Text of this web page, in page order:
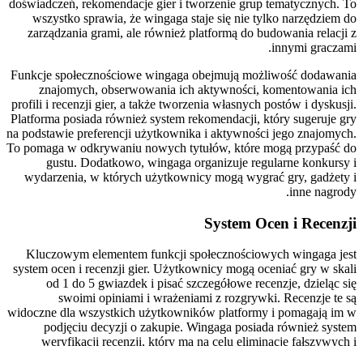
doświadczeń, rekomendacje gier i tworzenie grup tematycznych. To
wszystko sprawia, że wingaga staje się nie tylko narzędziem do
zarządzania grami, ale również platformą do budowania relacji z
innymi graczami.
Funkcje społecznościowe wingaga obejmują możliwość dodawania
znajomych, obserwowania ich aktywności, komentowania ich
profili i recenzji gier, a także tworzenia własnych postów i dyskusji.
Platforma posiada również system rekomendacji, który sugeruje gry
na podstawie preferencji użytkownika i aktywności jego znajomych.
To pomaga w odkrywaniu nowych tytułów, które mogą przypaść do
gustu. Dodatkowo, wingaga organizuje regularne konkursy i
wydarzenia, w których użytkownicy mogą wygrać gry, gadżety i
inne nagrody.
System Ocen i Recenzji
Kluczowym elementem funkcji społecznościowych wingaga jest
system ocen i recenzji gier. Użytkownicy mogą oceniać gry w skali
od 1 do 5 gwiazdek i pisać szczegółowe recenzje, dzieląc się
swoimi opiniami i wrażeniami z rozgrywki. Recenzje te są
widoczne dla wszystkich użytkowników platformy i pomagają im w
podjęciu decyzji o zakupie. Wingaga posiada również system
weryfikacji recenzji, który ma na celu eliminację fałszywych i